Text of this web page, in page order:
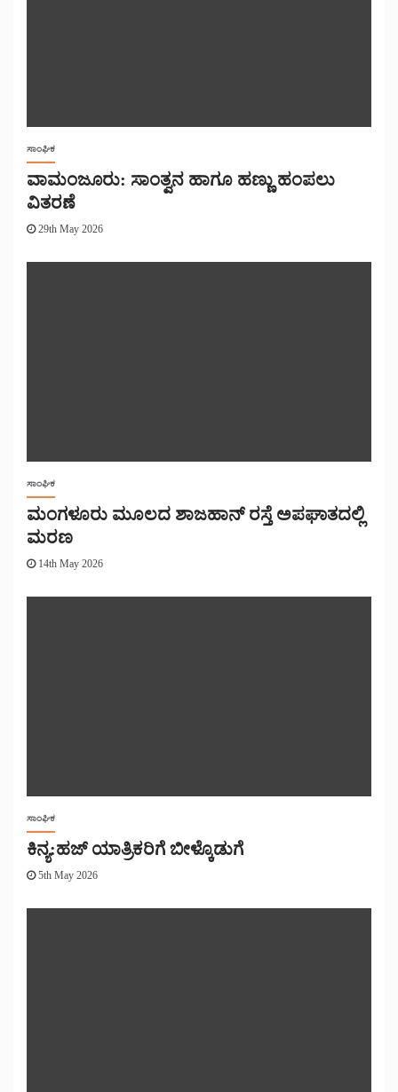
ಸಾಂಘಿಕ
ವಾಮಂಜೂರು: ಸಾಂತ್ವನ ಹಾಗೂ ಹಣ್ಣು ಹಂಪಲು
ವಿತರಣೆ
29th May 2026
ಸಾಂಘಿಕ
ಮಂಗಳೂರು ಮೂಲದ ಶಾಜಹಾನ್ ರಸ್ತೆ ಅಪಘಾತದಲ್ಲಿ
ಮರಣ
14th May 2026
ಸಾಂಘಿಕ
ಕಿನ್ಯ:ಹಜ್ ಯಾತ್ರಿಕರಿಗೆ ಬೀಳ್ಕೊಡುಗೆ
5th May 2026